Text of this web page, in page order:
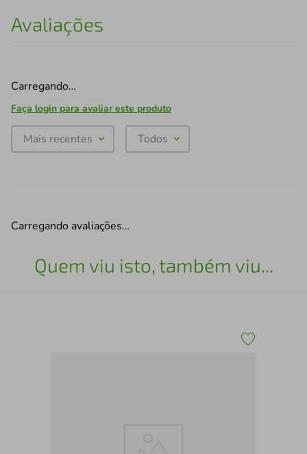
Avaliações
Carregando…
Faça login para avaliar este produto
Mais recentes Todos
Carregando avaliações…
Quem viu isto, também viu...